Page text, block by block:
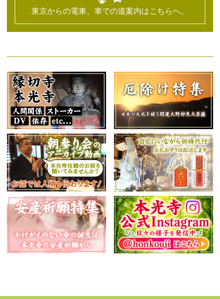
東京からの電車、車での道案内はこちらへ。